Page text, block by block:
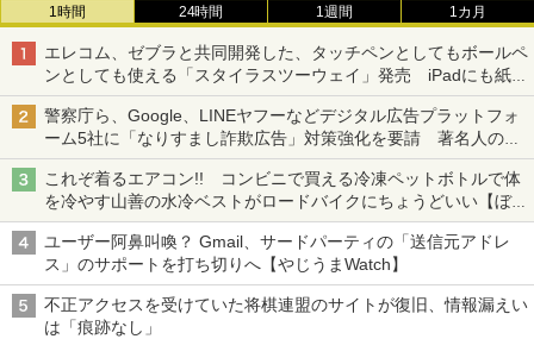
1時間 24時間 1週間 1カ月
エレコム、ゼブラと共同開発した、タッチペンとしてもボールペ
ンとしても使える「スタイラスツーウェイ」発売 iPadにも紙に
も、持ち替えずに書き込める
警察庁ら、Google、LINEヤフーなどデジタル広告プラットフォ
ーム5社に「なりすまし詐欺広告」対策強化を要請 著名人の写
真や映像を使った投資詐欺などへの対策として
これぞ着るエアコン!! コンビニで買える冷凍ペットボトルで体
を冷やす山善の水冷ベストがロードバイクにちょうどいい【ぼっ
ち・ざ・ろーど！その14】【空いた時間でなにしてる？】
ユーザー阿鼻叫喚？ Gmail、サードパーティの「送信元アドレ
ス」のサポートを打ち切りへ【やじうまWatch】
不正アクセスを受けていた将棋連盟のサイトが復旧、情報漏えい
は「痕跡なし」